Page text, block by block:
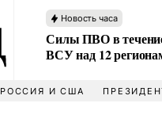
Новость часа
Силы ПВО в
ВСУ над 12
РОССИЯ И США